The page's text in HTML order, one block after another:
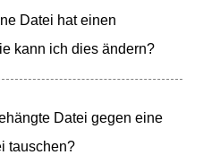
Datei hat einen
kann ich dies ändern?
Datei gegen eine
tauschen?